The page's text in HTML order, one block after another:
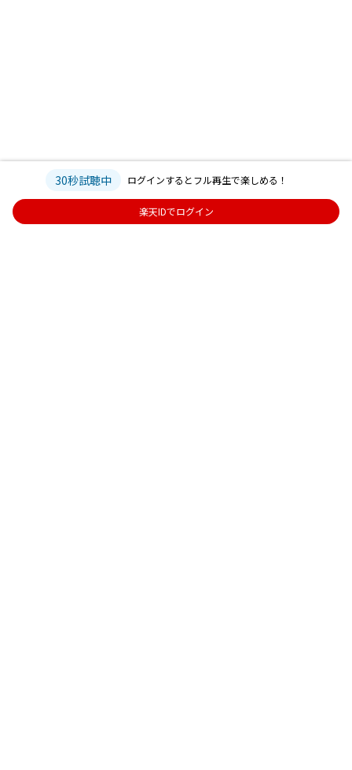
30秒試聴中 ログインするとフル再生で楽しめる！
楽天IDでログイン